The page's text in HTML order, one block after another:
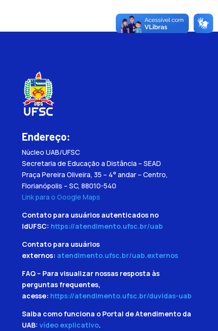
Endereço:
Núcleo UAB/UFSC
Secretaria de Educação a Distância – SEAD
Praça Pereira Oliveira, 35 – 4° andar – Centro,
Florianópolis – SC, 88010-540
Link para o Google Maps
Contato para usuários autenticados no
IdUFSC: https://atendimento.ufsc.br/uab
Contato para usuários
externos: atendimento.ufsc.br/uab.externos
FAQ – Para visualizar nossas resposta às
perguntas frequentes,
acesse: https://atendimento.ufsc.br/duvidas-uab
Saiba como funciona o Portal de Atendimento da
UAB: vídeo explicativo.